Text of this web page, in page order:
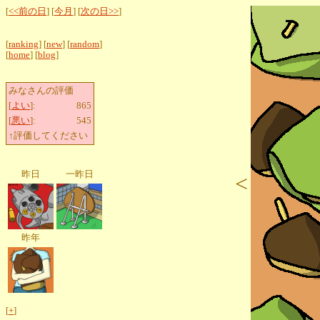
[<<前の日 ] [今月 ] [次の日>>]
[ranking] [new] [random]
[home] [blog]
みなさんの評価
[よい]:
865
[悪い]:
545
↑評価してください
昨日 一昨日
昨年
[+]
<